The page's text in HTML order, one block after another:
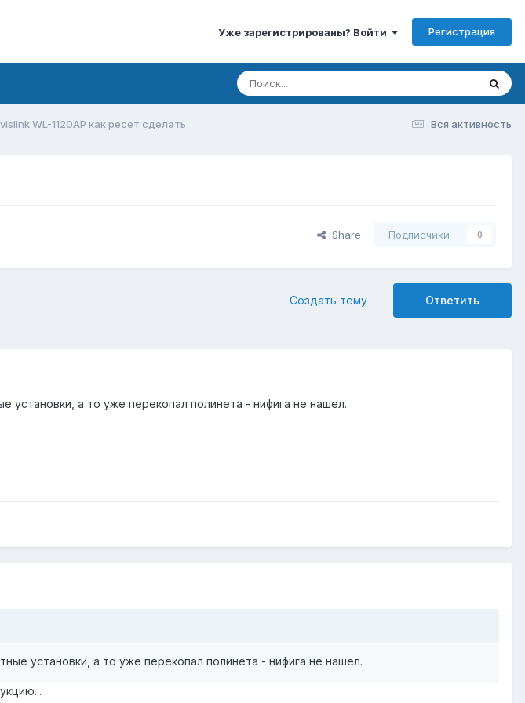
Уже зарегистрированы? Войти Регистрация
Вся активность
WL-1120AP как ресет сделать
Share Подписчики 0
Ответить
Создать тему
установки, а то уже перекопал полинета - нифига не нашел.
установки, а то уже перекопал полинета - нифига не нашел.